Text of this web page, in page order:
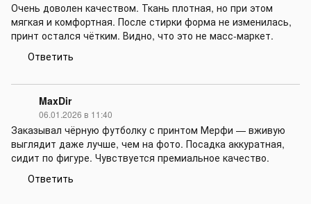
Очень доволен качеством. Ткань плотная, но при этом
мягкая и комфортная. После стирки форма не изменилась,
принт остался чётким. Видно, что это не масс-маркет.
Ответить
MaxDir
06.01.2026 в 11:40
Заказывал чёрную футболку с принтом Мерфи — вживую
выглядит даже лучше, чем на фото. Посадка аккуратная,
сидит по фигуре. Чувствуется премиальное качество.
Ответить